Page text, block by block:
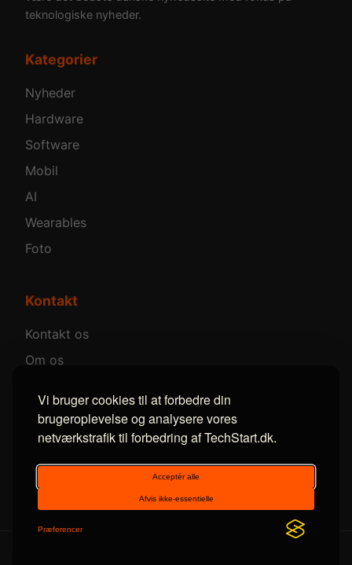
Vi bruger cookies til at forbedre din
brugeroplevelse og analysere vores
netværkstrafik til forbedring af TechStart.dk.
teknologiske nyheder.
Kategorier
Nyheder
Hardware
Software
Mobil
AI
Wearables
Foto
Kontakt
Kontakt os
Om os
Følg os
LinkedIn RSS